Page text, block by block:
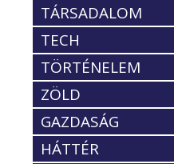
TÁRSADALOM
TECH
TÖRTÉNELEM
ZÖLD
GAZDASÁG
HÁTTÉR